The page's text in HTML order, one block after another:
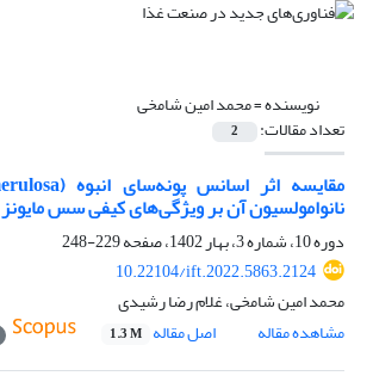
نویسنده =محمد امین شامخی
تعداد مقالات: 2
نانوامولسیون آن بر ویژگی‌های کیفی سس مایونز
دوره 10، شماره 3، بهار 1402، صفحه
229-248
10.22104/ift.2022.5863.2124
محمد امین شامخی، غلام رضا رشیدی
مشاهده مقاله
اصل مقاله 1.3 M